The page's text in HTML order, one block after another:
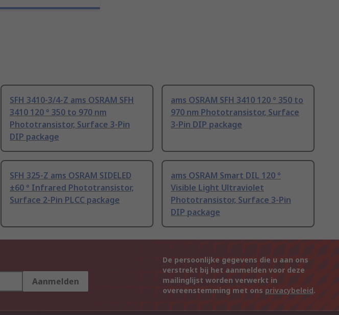
SFH 3410-3/4-Z ams OSRAM SFH
3410 120 ° 350 to 970 nm
Phototransistor, Surface 3-Pin
DIP package
ams OSRAM SFH 3410 120 ° 350 to
970 nm Phototransistor, Surface
3-Pin DIP package
SFH 325-Z ams OSRAM SIDELED
±60 ° Infrared Phototransistor,
Surface 2-Pin PLCC package
ams OSRAM Smart DIL 120 °
Visible Light Ultraviolet
Phototransistor, Surface 3-Pin
DIP package
Aanmelden
De persoonlijke gegevens die u aan ons
verstrekt bij het aanmelden voor deze
mailinglijst worden verwerkt in
overeenstemming met ons privacybeleid.